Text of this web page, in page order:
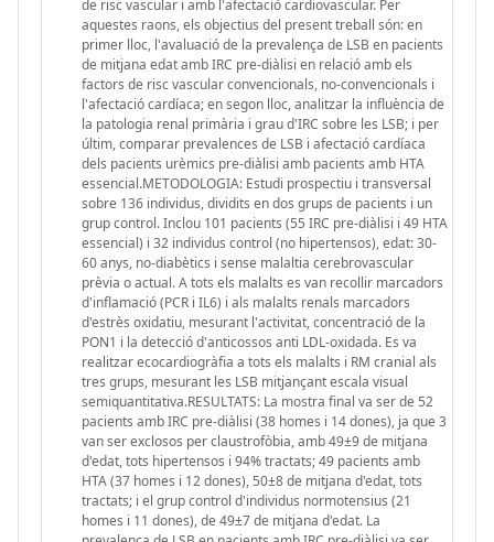
de risc vascular i amb l'afectació cardiovascular. Per
aquestes raons, els objectius del present treball són: en
primer lloc, l'avaluació de la prevalença de LSB en pacients
de mitjana edat amb IRC pre-diàlisi en relació amb els
factors de risc vascular convencionals, no-convencionals i
l'afectació cardíaca; en segon lloc, analitzar la influència de
la patologia renal primària i grau d'IRC sobre les LSB; i per
últim, comparar prevalences de LSB i afectació cardíaca
dels pacients urèmics pre-diàlisi amb pacients amb HTA
essencial.METODOLOGIA: Estudi prospectiu i transversal
sobre 136 individus, dividits en dos grups de pacients i un
grup control. Inclou 101 pacients (55 IRC pre-diàlisi i 49 HTA
essencial) i 32 individus control (no hipertensos), edat: 30-
60 anys, no-diabètics i sense malaltia cerebrovascular
prèvia o actual. A tots els malalts es van recollir marcadors
d'inflamació (PCR i IL6) i als malalts renals marcadors
d'estrès oxidatiu, mesurant l'activitat, concentració de la
PON1 i la detecció d'anticossos anti LDL-oxidada. Es va
realitzar ecocardiogràfia a tots els malalts i RM cranial als
tres grups, mesurant les LSB mitjançant escala visual
semiquantitativa.RESULTATS: La mostra final va ser de 52
pacients amb IRC pre-diàlisi (38 homes i 14 dones), ja que 3
van ser exclosos per claustrofòbia, amb 49±9 de mitjana
d'edat, tots hipertensos i 94% tractats; 49 pacients amb
HTA (37 homes i 12 dones), 50±8 de mitjana d'edat, tots
tractats; i el grup control d'individus normotensius (21
homes i 11 dones), de 49±7 de mitjana d'edat. La